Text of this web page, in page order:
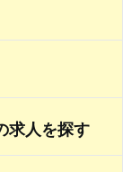
求人を探す